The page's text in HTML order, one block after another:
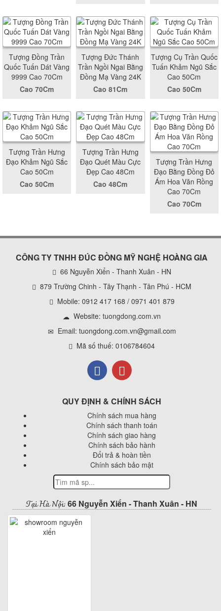
Tượng Đồng Trần
Quốc Tuấn Dát Vàng
9999 Cao 70Cm
Cao 70Cm
Tượng Đức Thánh
Trần Ngồi Ngai Bằng
Đồng Mạ Vàng 24K
Cao 81Cm
Tượng Cụ Trần Quốc
Tuấn Khảm Ngũ Sắc
Cao 50Cm
Cao 50Cm
Tượng Trần Hưng
Đạo Khảm Ngũ Sắc
Cao 50Cm
Cao 50Cm
Tượng Trần Hưng
Đạo Quét Màu Cực
Đẹp Cao 48Cm
Cao 48Cm
Tượng Trần Hưng
Đạo Bằng Đồng Đỏ
Ám Hoa Văn Rồng
Cao 70Cm
Cao 70Cm
CÔNG TY TNHH ĐÚC ĐỒNG MỸ NGHỆ HOÀNG GIA
66 Nguyễn Xiển - Thanh Xuân - HN
879 Trường Chinh - Tây Thạnh - Tân Phú - HCM
Mobile: 0912 417 168 / 0971 401 879
Website: tuongdong.com.vn
Email: tuongdong.com.vn@gmail.com
Mã số thuế: 0106784604
QUY ĐỊNH & CHÍNH SÁCH
Chính sách mua hàng
Chính sách thanh toán
Chính sách giao hàng
Chính sách bảo hành
Đổi trả & hoàn tiền
Chính sách bảo mật
Tại Hà Nội: 66 Nguyễn Xiển - Thanh Xuân - HN